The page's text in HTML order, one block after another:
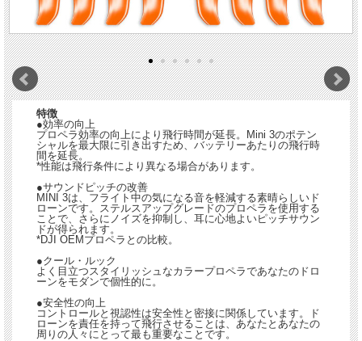
特徴
●効率の向上
プロペラ効率の向上により飛行時間が延長。Mini 3のポテン
シャルを最大限に引き出すため、バッテリーあたりの飛行時
間を延長。
*性能は飛行条件により異なる場合があります。
●サウンドピッチの改善
MINI 3は、フライト中の気になる音を軽減する素晴らしいド
ローンです。ステルスアップグレードのプロペラを使用する
ことで、さらにノイズを抑制し、耳に心地よいピッチサウン
ドが得られます。
*DJI OEMプロペラとの比較。
●クール・ルック
よく目立つスタイリッシュなカラープロペラであなたのドロ
ーンをモダンで個性的に。
●安全性の向上
コントロールと視認性は安全性と密接に関係しています。ド
ローンを責任を持って飛行させることは、あなたとあなたの
周りの人々にとって最も重要なことです。